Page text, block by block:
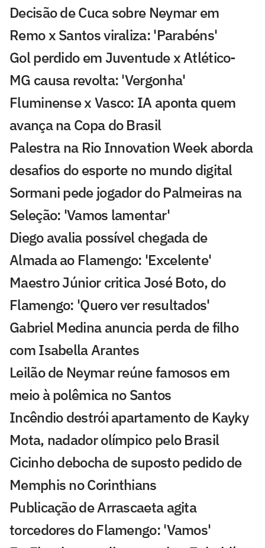
Decisão de Cuca sobre Neymar em
Remo x Santos viraliza: 'Parabéns'
Gol perdido em Juventude x Atlético-
MG causa revolta: 'Vergonha'
Fluminense x Vasco: IA aponta quem
avança na Copa do Brasil
Palestra na Rio Innovation Week aborda
desafios do esporte no mundo digital
Sormani pede jogador do Palmeiras na
Seleção: 'Vamos lamentar'
Diego avalia possível chegada de
Almada ao Flamengo: 'Excelente'
Maestro Júnior critica José Boto, do
Flamengo: 'Quero ver resultados'
Gabriel Medina anuncia perda de filho
com Isabella Arantes
Leilão de Neymar reúne famosos em
meio à polêmica no Santos
Incêndio destrói apartamento de Kayky
Mota, nadador olímpico pelo Brasil
Cicinho debocha de suposto pedido de
Memphis no Corinthians
Publicação de Arrascaeta agita
torcedores do Flamengo: 'Vamos'